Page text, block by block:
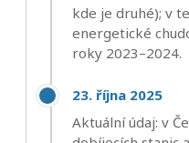
kde je druhé); v
energetické
roky 2023–2024.
23. října 2025
Aktuální údaj: v